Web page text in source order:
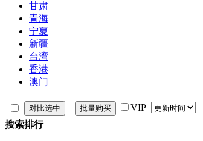
甘肃
青海
宁夏
新疆
台湾
香港
澳门
VIP
搜索排行